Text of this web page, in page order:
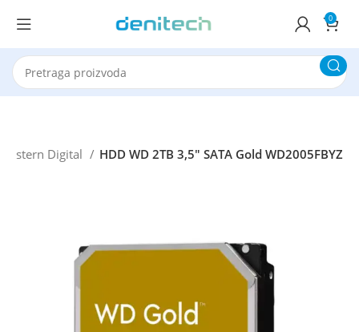
0
Digital HDD WD 2TB 3,5″ SATA Gold WD2005FBYZ